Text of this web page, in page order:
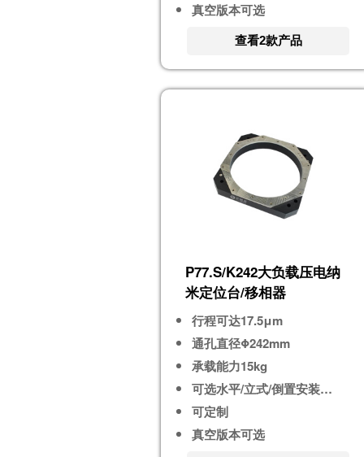
真空版本可选
查看2款产品
P77.S/K242大负载压电纳
米定位台/移相器
行程可达17.5μm
通孔直径Φ242mm
承载能力15kg
可选水平/立式/倒置安装使用
可定制
真空版本可选